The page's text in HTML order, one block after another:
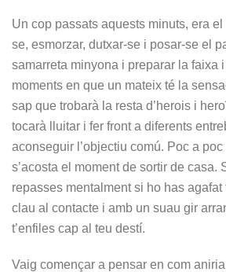
Un cop passats aquests minuts, era
se, esmorzar, dutxar-se i posar-se el
samarreta minyona i preparar la faixa
moments en que un mateix té la
sap que trobarà la resta d’herois i
tocarà lluitar i fer front a diferents
aconseguir l’objectiu comú. Poc a
s’acosta el moment de sortir de casa.
repasses mentalment si ho has agafat
clau al contacte i amb un suau gir
t’enfiles cap al teu destí.
Vaig començar a pensar en com